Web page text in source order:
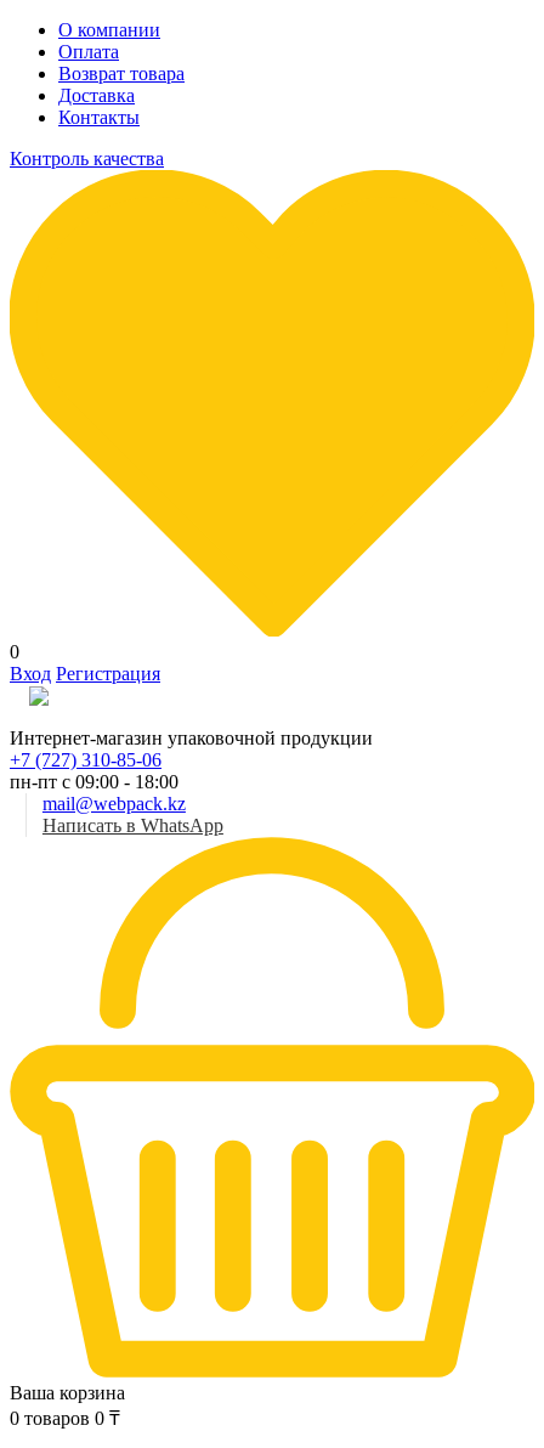
О компании
Оплата
Возврат товара
Доставка
Контакты
Контроль качества
0
Вход Регистрация
Интернет-магазин упаковочной продукции
+7 (727) 310-85-06
пн-пт с 09:00 - 18:00
mail@webpack.kz
Написать в WhatsApp
Ваша корзина
0 товаров 0 ₸